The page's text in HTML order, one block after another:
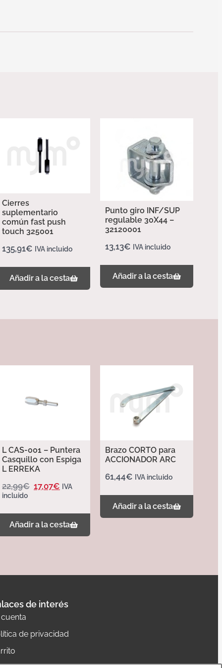
Cierres
suplementario
común fast push
touch 325001
135,91€ IVA incluido
Añadir a la cesta
Punto giro INF/SUP
regulable 30X44 –
32120001
13,13€ IVA incluido
Añadir a la cesta
L CAS-001 – Puntera
Casquillo con Espiga
L ERREKA
22,99€ 17,07€ IVA
incluido
Añadir a la cesta
Brazo CORTO para
ACCIONADOR ARC
61,44€ IVA incluido
Añadir a la cesta
de interés
cuenta
de privacidad